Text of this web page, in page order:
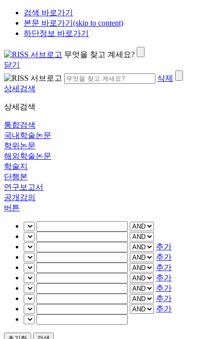
검색 바로가기
본문 바로가기(skip to content)
하단정보 바로가기
무엇을 찾고 계세요?
닫기
삭제
상세검색
상세검색
통합검색
국내학술논문
학위논문
해외학술논문
학술지
단행본
연구보고서
공개강의
버튼
추가
추가
추가
추가
추가
추가
추가